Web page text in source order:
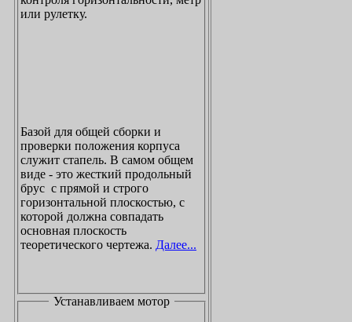
или рулетку.
Базой для общей сборки и
проверки положения корпуса
служит стапель. В самом общем
виде - это жесткий продольный
брус с прямой и строго
горизонтальной плоскостью, с
которой должна совпадать
основная плоскость
теоретического чертежа. Далее...
Устанавливаем мотор